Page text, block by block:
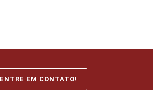
ENTRE EM CONTATO!